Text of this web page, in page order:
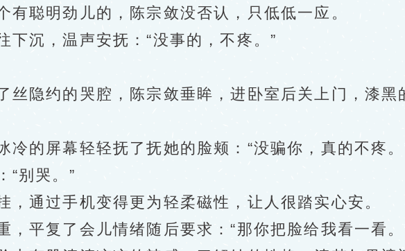
聪明劲儿的，陈宗敛没否认，只低低一应。
沉，温声安抚：“没事的，不疼。”
隐约的哭腔，陈宗敛垂眸，进卧室后关上门，漆黑
的屏幕轻轻抚了抚她的脸颊：“没骗你，真的不疼。
别哭。”
通过手机变得更为轻柔磁性，让人很踏实心安。
平复了会儿情绪随后要求：“那你把脸给我看一看。